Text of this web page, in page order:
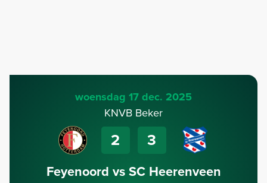
woensdag 17 dec. 2025
KNVB Beker
2 3
Feyenoord vs SC Heerenveen